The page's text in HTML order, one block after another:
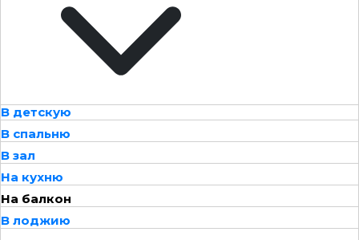
В детскую
В спальню
В зал
На кухню
На балкон
В лоджию